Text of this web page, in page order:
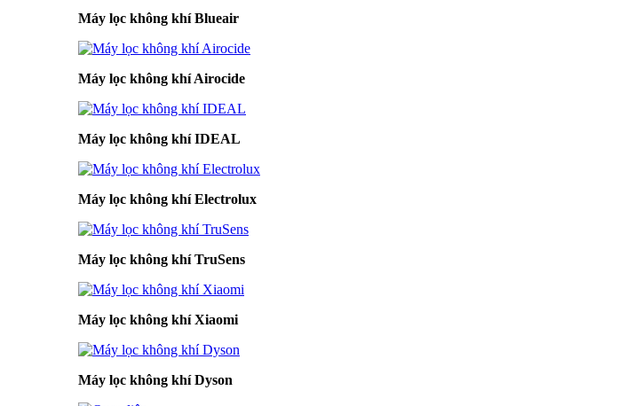
Máy lọc không khí Blueair
Máy lọc không khí Airocide
Máy lọc không khí IDEAL
Máy lọc không khí Electrolux
Máy lọc không khí TruSens
Máy lọc không khí Xiaomi
Máy lọc không khí Dyson